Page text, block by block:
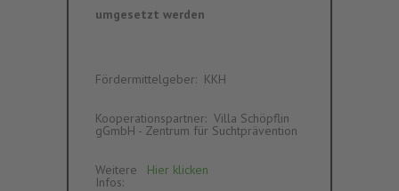
umgesetzt werden
Fördermittelgeber:‎ ‎ KKH
Kooperationspartner:‎ ‎ Villa Schöpflin
gGmbH - Zentrum für Suchtprävention
Weitere
Infos:‎ ‎
Hier klicken